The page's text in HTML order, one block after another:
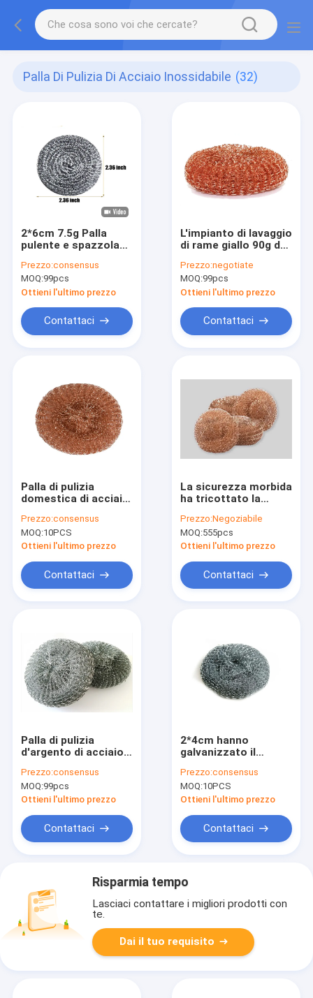
Palla Di Pulizia Di Acciaio Inossidabile (32)
2*6cm 7.5g Palla
pulente e spazzola
inossidabile 410/430
per pulizia intensiva
della cucina
Prezzo:consensus
MOQ:99pcs
Ottieni l'ultimo prezzo
Contattaci
L'impianto di lavaggio
di rame giallo 90g del
personalizzato per
gli utensili duri della
cucina
Prezzo:negotiate
MOQ:99pcs
Ottieni l'ultimo prezzo
Contattaci
Palla di pulizia
domestica di acciaio
20g 6.5*6.5cm del filo
di rame del ODM
Prezzo:consensus
MOQ:10PCS
Ottieni l'ultimo prezzo
Contattaci
La sicurezza morbida
ha tricottato la
di temperatura
elevata di spessore
della maglia 6mm-
Prezzo:Negoziabile
MOQ:555pcs
Ottieni l'ultimo prezzo
Contattaci
Palla di pulizia
d'argento di acciaio
30g per la famiglia
della cucina
Prezzo:consensus
MOQ:99pcs
Ottieni l'ultimo prezzo
Contattaci
2*4cm hanno
galvanizzato il
lavaggio di pulizia
7.2g di acciaio
inossidabile per il
Prezzo:consensus
MOQ:10PCS
Ottieni l'ultimo prezzo
Contattaci
Risparmia tempo
Lasciaci contattare i migliori prodotti con
te.
Dai il tuo requisito